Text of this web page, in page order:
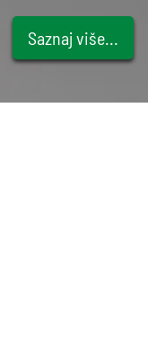
Saznaj više...